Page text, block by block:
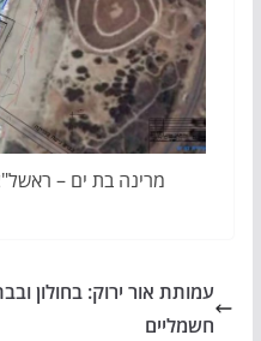
מרינה בת ים –
עמותת אור ירוק: בחולון
חשמליים